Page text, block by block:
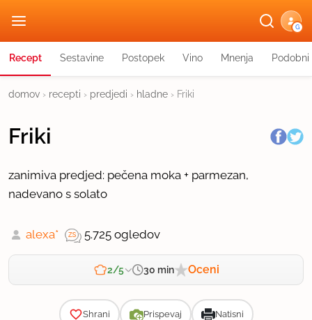
G
Recept Sestavine Postopek Vino Mnenja
domov › recepti › predjedi › hladne › Friki
Friki
zanimiva predjed: pečena moka + parmezan,
nadevano s solato
alexa* 5.725 ogledov
2/5 30 min Oceni
Shrani Prispevaj Natisni